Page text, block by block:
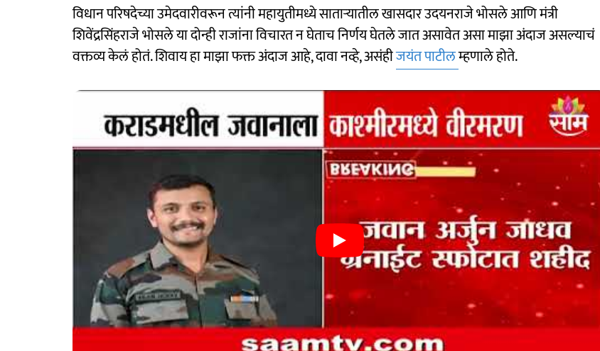
विधान परिषदेच्या उमेदवारीवरून त्यांनी महायुतीमध्ये साताऱ्यातील खासदार उदयनराजे भोसले आणि मंत्री
शिवेंद्रसिंहराजे भोसले या दोन्ही राजांना विचारत न घेताच निर्णय घेतले जात असावेत असा माझा अंदाज असल्याचं
वक्तव्य केलं होतं. शिवाय हा माझा फक्त अंदाज आहे, दावा नव्हे, असंहीजयंत पाटीलम्हणाले होते.